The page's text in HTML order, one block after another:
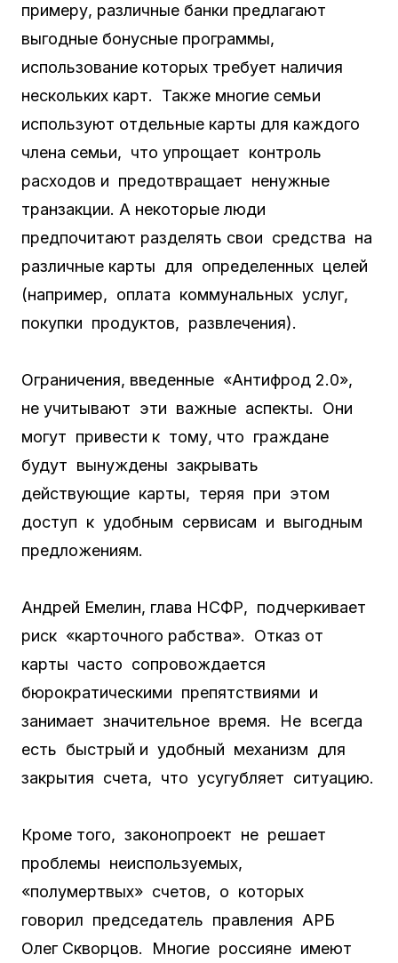
примеру, различные банки предлагают
выгодные бонусные программы,
использование которых требует наличия
нескольких карт. Также многие семьи
используют отдельные карты для каждого
члена семьи, что упрощает контроль
расходов и предотвращает ненужные
транзакции. А некоторые люди
предпочитают разделять свои средства на
различные карты для определенных целей
(например, оплата коммунальных услуг,
покупки продуктов, развлечения).
Ограничения, введенные «Антифрод 2.0»,
не учитывают эти важные аспекты. Они
могут привести к тому, что граждане
будут вынуждены закрывать
действующие карты, теряя при этом
доступ к удобным сервисам и выгодным
предложениям.
Андрей Емелин, глава НСФР, подчеркивает
риск «карточного рабства». Отказ от
карты часто сопровождается
бюрократическими препятствиями и
занимает значительное время. Не всегда
есть быстрый и удобный механизм для
закрытия счета, что усугубляет ситуацию.
Кроме того, законопроект не решает
проблемы неиспользуемых,
«полумертвых» счетов, о которых
говорил председатель правления АРБ
Олег Скворцов. Многие россияне имеют